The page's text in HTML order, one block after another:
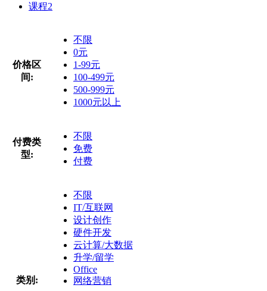
课程2
价格区
间:
不限
0元
1-99元
100-499元
500-999元
1000元以上
付费类
型:
不限
免费
付费
类别:
不限
IT/互联网
设计创作
硬件开发
云计算/大数据
升学/留学
Office
网络营销